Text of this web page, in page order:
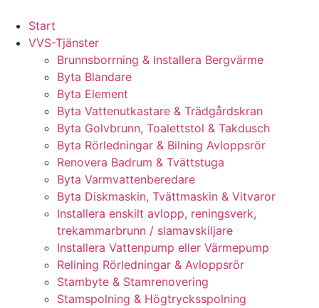
content
Start
VVS-Tjänster
Brunnsborrning & Installera Bergvärme
Byta Blandare
Byta Element
Byta Vattenutkastare & Trädgårdskran
Byta Golvbrunn, Toalettstol & Takdusch
Byta Rörledningar & Bilning Avloppsrör
Renovera Badrum & Tvättstuga
Byta Varmvattenberedare
Byta Diskmaskin, Tvättmaskin & Vitvaror
Installera enskilt avlopp, reningsverk,
trekammarbrunn / slamavskiljare
Installera Vattenpump eller Värmepump
Relining Rörledningar & Avloppsrör
Stambyte & Stamrenovering
Stamspolning & Högtrycksspolning